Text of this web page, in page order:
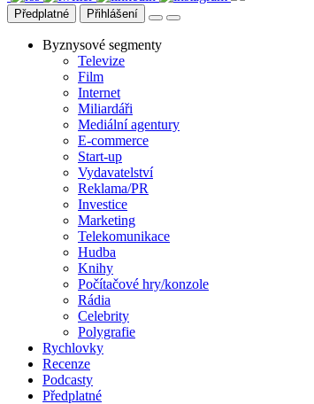
Předplatné Přihlášení
Byznysové segmenty
Televize
Film
Internet
Miliardáři
Mediální agentury
E-commerce
Start-up
Vydavatelství
Reklama/PR
Investice
Marketing
Telekomunikace
Hudba
Knihy
Počítačové hry/konzole
Rádia
Celebrity
Polygrafie
Rychlovky
Recenze
Podcasty
Předplatné